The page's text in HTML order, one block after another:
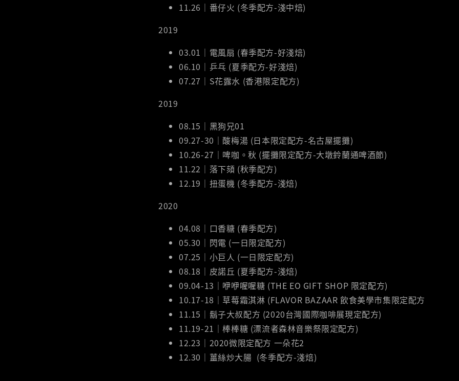
11.26｜番仔火 (冬季配方-淺中焙)
2019
03.01｜電風扇 (春季配方-好淺焙)
06.10｜乒乓 (夏季配方-好淺焙)
07.27｜S花露水 (香港限定配方)
2019
08.15｜黑狗兄01
09.27-30｜酸梅湯 (日本限定配方-名古屋擺攤)
10.26-27｜啤咖。秋 (擺攤限定配方-大墩鈴蘭通啤酒節)
11.22｜落下頦 (秋季配方)
12.19｜扭蛋機 (冬季配方-淺焙)
2020
04.08｜口香糖 (春季配方)
05.30｜閃電 (一日限定配方)
07.25｜小巨人 (一日限定配方)
08.18｜皮諾丘 (夏季配方-淺焙)
09.04-13｜咿咿喔喔糖 (THE EO GIFT SHOP 限定配方)
10.17-18｜草莓霜淇淋 (FLAVOR BAZAAR 飲食美學市集限定配方
11.15｜鬍子大叔配方 (2020台灣國際咖啡展現定配方)
11.19-21｜棒棒糖 (漂流者森林音樂祭限定配方)
12.23｜2020微限定配方 一朵花2
12.30｜薑絲炒大腸 (冬季配方-淺焙)